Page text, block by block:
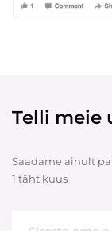
Telli meie
Saadame ainult
1 täht kuus